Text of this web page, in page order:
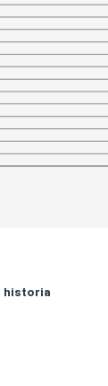
historia